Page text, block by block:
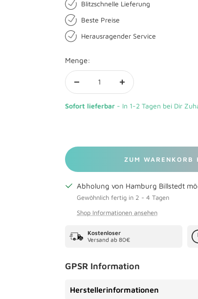
Blitzschnelle Lieferung
Beste Preise
Herausragender Service
Menge:
Menge
Sofort lieferbar- In 1-2 Tagen bei Dir
ZUM WARENKORB
Abholung von Hamburg Billstedt
Gewöhnlich fertig in 2 - 4 Tagen
Shop Informationen ansehen
Kostenloser
Versand ab 80€
GPSR Information
Herstellerinformationen